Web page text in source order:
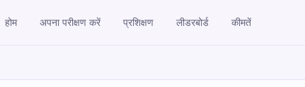
होम अपना परीक्षण करें प्रशिक्षण लीडरबोर्ड कीमतें